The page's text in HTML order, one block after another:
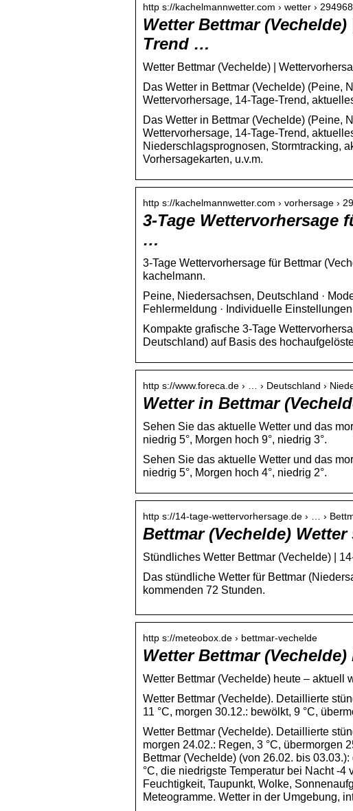
http s://kachelmannwetter.com › wetter ›
Wetter Bettmar
Trend …
Wetter Bettmar (Vechelde) |
Das Wetter in Bettmar (Vechelde) (Peine,
Wettervorhersage, 14-Tage-Trend,
Das Wetter in Bettmar (Vechelde) (Peine,
Wettervorhersage, 14-Tage-Trend,
Niederschlagsprognosen, Stormtracking,
Vorhersagekarten, u.v.m.
http s://kachelmannwetter.com › vorhersage ›
3-Tage Wettervorhersage
…
3-Tage Wettervorhersage für Bettmar
kachelmann.
Peine, Niedersachsen, Deutschland ·
Fehlermeldung · Individuelle
Kompakte grafische 3-Tage
Deutschland) auf Basis des
http s://www.foreca.de › … › Deutschland ›
Wetter in Bettmar
Sehen Sie das aktuelle Wetter und das
niedrig 5°, Morgen hoch 9°, niedrig 3°.
Sehen Sie das aktuelle Wetter und das
niedrig 5°, Morgen hoch 4°, niedrig 2°.
http s://14-tage-wettervorhersage.de › … ›
Bettmar (Vechelde)
Stündliches Wetter Bettmar (Vechelde) |
Das stündliche Wetter für Bettmar
kommenden 72 Stunden.
http s://meteobox.de › bettmar-vechelde
Wetter Bettmar
Wetter Bettmar (Vechelde) heute – aktuell
Wetter Bettmar (Vechelde). Detaillierte
11 °C, morgen 30.12.: bewölkt, 9 °C,
Wetter Bettmar (Vechelde). Detaillierte
morgen 24.02.: Regen, 3 °C, übermorgen
Bettmar (Vechelde) (von 26.02. bis
°C, die niedrigste Temperatur bei Nacht -4
Feuchtigkeit, Taupunkt, Wolke,
Meteogramme. Wetter in der Umgebung,